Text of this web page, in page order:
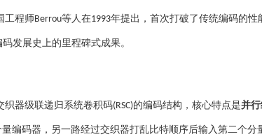
工程师Berrou等人在1993年提出，首次打破了传统编码的性
码发展史上的里程碑式成果。
织器级联递归系统卷积码(RSC)的编码结构，核心特点是并
编码器，另一路经过交织器打乱比特顺序后输入第二个